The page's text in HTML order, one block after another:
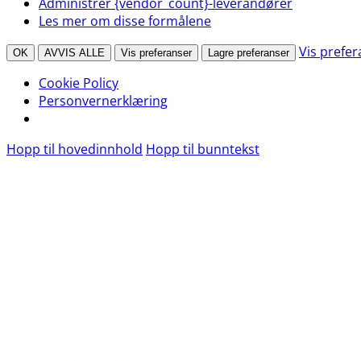
Les mer om disse formålene
OK AVVIS ALLE Vis preferanser Lagre preferanser
Vis
Cookie Policy
Personvernerklæring
Hopp til hovedinnhold Hopp til bunntekst